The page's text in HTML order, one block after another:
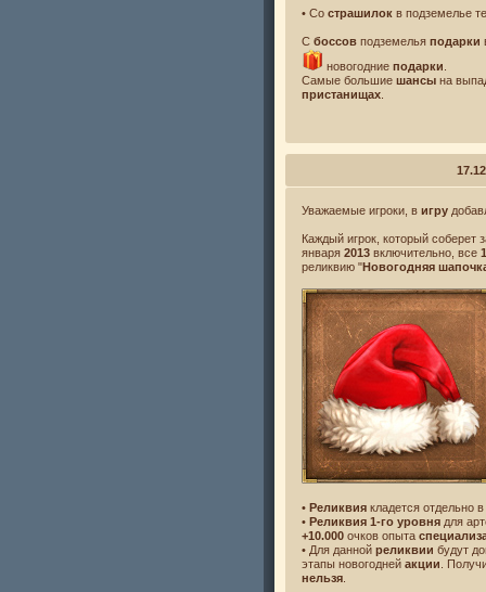
• Со страшилок в подземелье
С боссов подземелья подарки
новогодние подарки
Самые большие шансы на
пристанищах
Уважаемые игроки, в игру
Каждый игрок, который соберет
января 2013 включительно, все
реликвию "Новогодняя
• Реликвия кладется отдельно
• Реликвия 1-го уровня для
+10.000 очков опыта
• Для данной реликвии будут
этапы новогодней акции .
нельзя